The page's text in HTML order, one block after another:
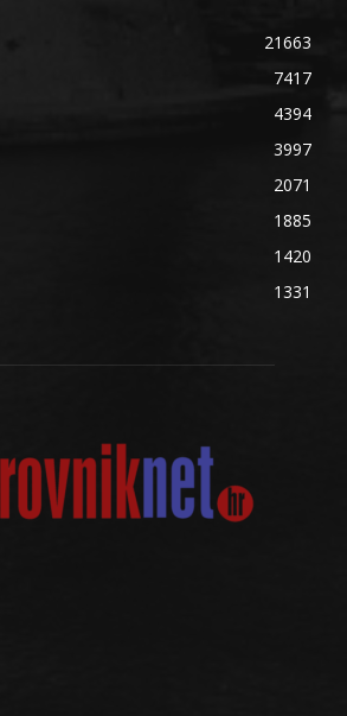
21663
7417
4394
3997
2071
1885
1420
1331